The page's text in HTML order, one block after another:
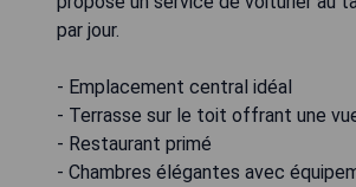
par jour.
- Emplacement central idéal
- Terrasse sur le toit offrant une
- Restaurant primé
- Chambres élégantes avec